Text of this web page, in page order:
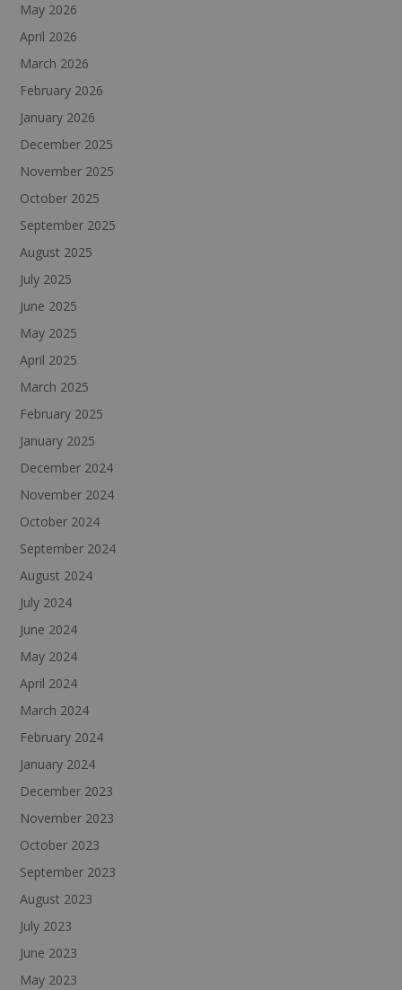
May 2026
April 2026
March 2026
February 2026
January 2026
December 2025
November 2025
October 2025
September 2025
August 2025
July 2025
June 2025
May 2025
April 2025
March 2025
February 2025
January 2025
December 2024
November 2024
October 2024
September 2024
August 2024
July 2024
June 2024
May 2024
April 2024
March 2024
February 2024
January 2024
December 2023
November 2023
October 2023
September 2023
August 2023
July 2023
June 2023
May 2023